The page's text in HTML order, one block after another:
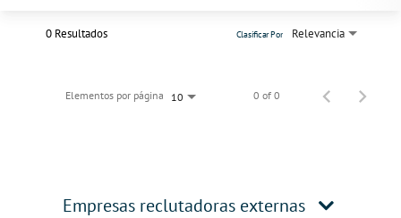
0 Resultados Relevancia
Clasificar Por
Elementos por página 10 0 of 0
Empresas reclutadoras externas